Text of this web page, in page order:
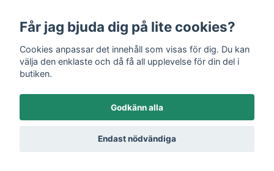
Sociala medier
© 2026 Hobbykojan
Får jag bjuda dig på lite cookies?
Cookies anpassar det innehåll som visas för dig. Du kan
välja den enklaste och då få all upplevelse för din del i
butiken.
Godkänn alla
Endast nödvändiga